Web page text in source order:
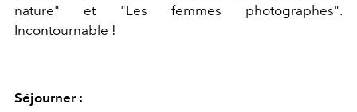
nature" et "Les femmes photographes".
Incontournable !
Séjourner :